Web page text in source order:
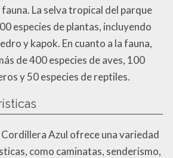
La selva tropical del parque
especies de plantas, incluyendo
y kapok. En cuanto a la fauna,
de 400 especies de aves, 100
y 50 especies de reptiles.
Azul ofrece una variedad
como caminatas, senderismo,